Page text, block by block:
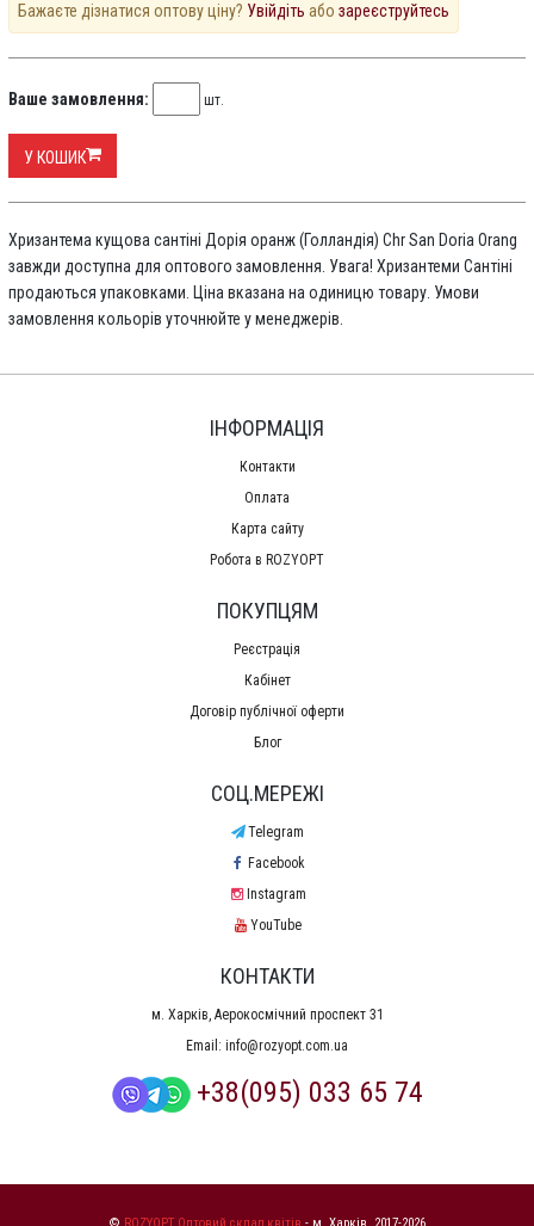
Бажаєте дізнатися оптову ціну? Увійдіть або зареєструйтесь
Ваше замовлення: шт.
У КОШИК
Хризантема кущова сантіні Дорія оранж (Голландія) Chr San Doria Orang
завжди доступна для оптового замовлення. Увага! Хризантеми Сантіні
продаються упаковками. Ціна вказана на одиницю товару. Умови
замовлення кольорів уточнюйте у менеджерів.
ІНФОРМАЦІЯ
Контакти
Оплата
Карта сайту
Робота в ROZYOPT
ПОКУПЦЯМ
Реєстрація
Кабінет
Договір публічної оферти
Блог
СОЦ.МЕРЕЖІ
Telegram
Facebook
Instagram
YouTube
КОНТАКТИ
м. Харків, Аерокосмічний проспект 31
Email: info@rozyopt.com.ua
+38(095) 033 65 74